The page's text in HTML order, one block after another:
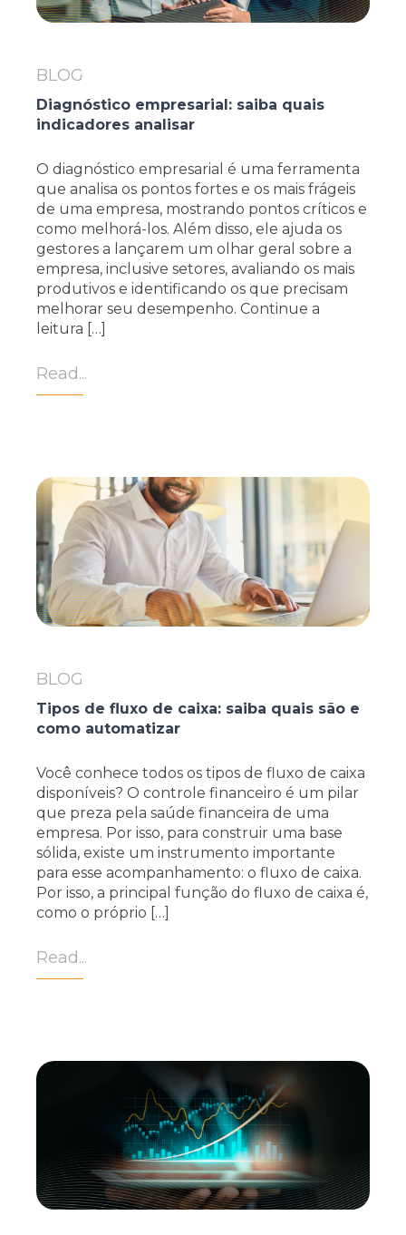
BLOG
Diagnóstico empresarial: saiba quais
indicadores analisar
O diagnóstico empresarial é uma ferramenta
que analisa os pontos fortes e os mais frágeis
de uma empresa, mostrando pontos críticos e
como melhorá-los. Além disso, ele ajuda os
gestores a lançarem um olhar geral sobre a
empresa, inclusive setores, avaliando os mais
produtivos e identificando os que precisam
melhorar seu desempenho. Continue a
leitura […]
Read...
BLOG
Tipos de fluxo de caixa: saiba quais são e
como automatizar
Você conhece todos os tipos de fluxo de caixa
disponíveis? O controle financeiro é um pilar
que preza pela saúde financeira de uma
empresa. Por isso, para construir uma base
sólida, existe um instrumento importante
para esse acompanhamento: o fluxo de caixa.
Por isso, a principal função do fluxo de caixa é,
como o próprio […]
Read...